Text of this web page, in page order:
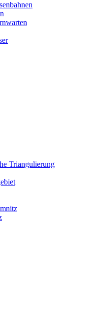
Triangulierung